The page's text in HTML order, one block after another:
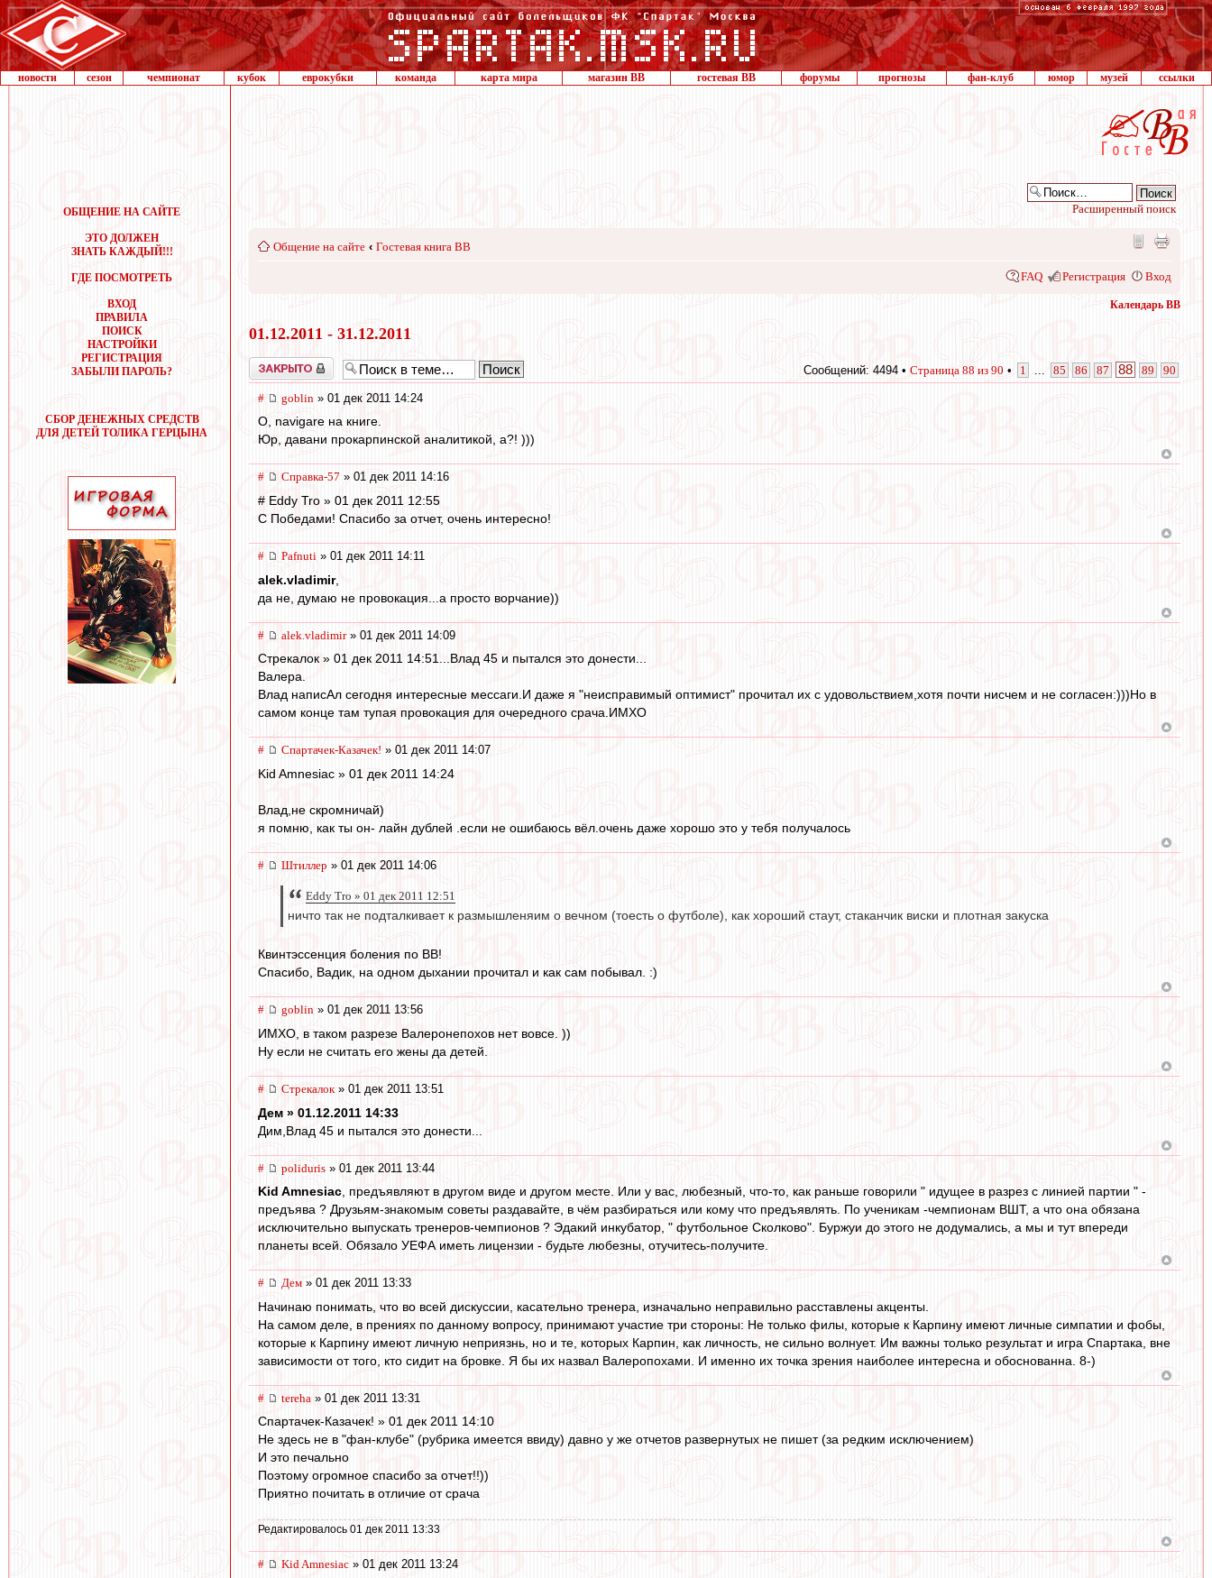
новости сезон чемпионат кубок еврокубки команда карта мира магазин ВВ гостевая ВВ форумы прогнозы фан-клуб юмор музей ссылки
ОБЩЕНИЕ НА САЙТЕ
ЭТО ДОЛЖЕН
ЗНАТЬ КАЖДЫЙ!!!
ГДЕ ПОСМОТРЕТЬ
ВХОД
ПРАВИЛА
ПОИСК
НАСТРОЙКИ
РЕГИСТРАЦИЯ
ЗАБЫЛИ ПАРОЛЬ?
СБОР ДЕНЕЖНЫХ СРЕДСТВ
ДЛЯ ДЕТЕЙ ТОЛИКА ГЕРЦЫНА
Расширенный поиск
Общение на сайте ‹ Гостевая книга ВВ
FAQ Регистрация Вход
Календарь ВВ
01.12.2011 - 31.12.2011
Закрыто Сообщений: 4494 • Страница 88 из 90 • 1 85 86 87 88 89 90
# goblin » 01 дек 2011 14:24
О, navigare на книге.
Юр, давани прокарпинской аналитикой, а?! )))
# Справка-57 » 01 дек 2011 14:16
# Eddy Tro » 01 дек 2011 12:55
С Победами! Спасибо за отчет, очень интересно!
# Pafnuti » 01 дек 2011 14:11
alek.vladimir,
да не, думаю не провокация...а просто ворчание))
# alek.vladimir» 01 дек 2011 14:09
Стрекалок » 01 дек 2011 14:51...Влад 45 и пытался это донести...
Валера.
Влад написАл сегодня интересные мессаги.И даже я "неисправимый оптимист" прочитал их с удовольствием,хотя почти нисчем и не согласен:)))Но в
самом конце там тупая провокация для очередного срача.ИМХО
# Спартачек-Казачек! » 01 дек 2011 14:07
Kid Amnesiac » 01 дек 2011 14:24
Влад,не скромничай)
я помню, как ты он- лайн дублей .если не ошибаюсь вёл.очень даже хорошо это у тебя получалось
# Штиллер » 01 дек 2011 14:06
Eddy Tro » 01 дек 2011 12:51
ничто так не подталкивает к размышленяим о вечном (тоесть о футболе), как хороший стаут, стаканчик виски и плотная закуска
Квинтэссенция боления по ВВ!
Спасибо, Вадик, на одном дыхании прочитал и как сам побывал. :)
# goblin » 01 дек 2011 13:56
ИМХО, в таком разрезе Валеронепохов нет вовсе. ))
Ну если не считать его жены да детей.
# Стрекалок » 01 дек 2011 13:51
Дем » 01.12.2011 14:33
Дим,Влад 45 и пытался это донести...
# poliduris » 01 дек 2011 13:44
Kid Amnesiac, предъявляют в другом виде и другом месте. Или у вас, любезный, что-то, как раньше говорили " идущее в разрез с линией партии " -
предъява ? Друзьям-знакомым советы раздавайте, в чём разбираться или кому что предъявлять. По ученикам -чемпионам ВШТ, а что она обязана
исключительно выпускать тренеров-чемпионов ? Эдакий инкубатор, " футбольное Сколково". Буржуи до этого не додумались, а мы и тут впереди
планеты всей. Обязало УЕФА иметь лицензии - будьте любезны, отучитесь-получите.
# Дем » 01 дек 2011 13:33
Начинаю понимать, что во всей дискуссии, касательно тренера, изначально неправильно расставлены акценты.
На самом деле, в прениях по данному вопросу, принимают участие три стороны: Не только филы, которые к Карпину имеют личные симпатии и фобы,
которые к Карпину имеют личную неприязнь, но и те, которых Карпин, как личность, не сильно волнует. Им важны только результат и игра Спартака, вне
зависимости от того, кто сидит на бровке. Я бы их назвал Валеропохами. И именно их точка зрения наиболее интересна и обоснованна. 8-)
# tereha » 01 дек 2011 13:31
Спартачек-Казачек! » 01 дек 2011 14:10
Не здесь не в "фан-клубе" (рубрика имеется ввиду) давно у же отчетов развернутых не пишет (за редким исключением)
И это печально
Поэтому огромное спасибо за отчет!!))
Приятно почитать в отличие от срача
Редактировалось 01 дек 2011 13:33
# Kid Amnesiac » 01 дек 2011 13:24